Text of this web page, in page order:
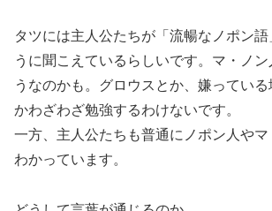
タツには主人公たちが「流暢なノポン
うに聞こえているらしいです。マ・ノ
うなのかも。グロウスとか、嫌ってい
かわざわざ勉強するわけないです。
一方、主人公たちも普通にノポン人や
わかっています。